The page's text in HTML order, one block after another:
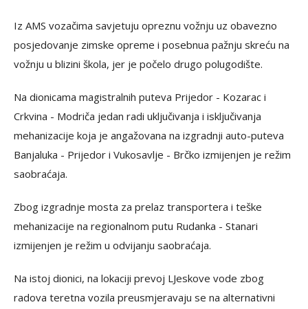
Iz AMS vozačima savjetuju opreznu vožnju uz obavezno
posjedovanje zimske opreme i posebnua pažnju skreću na
vožnju u blizini škola, jer je počelo drugo polugodište.
Na dionicama magistralnih puteva Prijedor - Kozarac i
Crkvina - Modriča jedan radi uključivanja i isključivanja
mehanizacije koja je angažovana na izgradnji auto-puteva
Banjaluka - Prijedor i Vukosavlje - Brčko izmijenjen je režim
saobraćaja.
Zbog izgradnje mosta za prelaz transportera i teške
mehanizacije na regionalnom putu Rudanka - Stanari
izmijenjen je režim u odvijanju saobraćaja.
Na istoj dionici, na lokaciji prevoj LJeskove vode zbog
radova teretna vozila preusmjeravaju se na alternativni